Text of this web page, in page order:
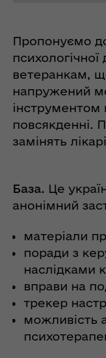
Пропонуємо
ветеранкам,
напружений
інструментом
повсякденні.
замінять
База. Це
анонімний
матеріали
поради з
наслідками
вправи на
трекер
можливість